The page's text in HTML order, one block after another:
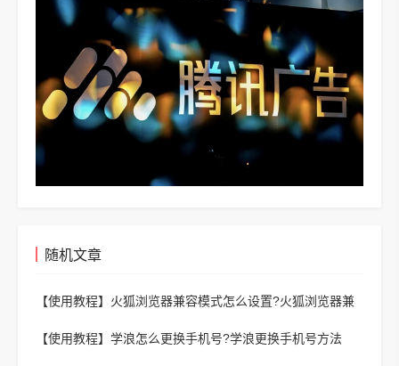
随机文章
【使用教程】 火狐浏览器兼容模式怎么设置?火狐浏览器兼
【使用教程】 学浪怎么更换手机号?学浪更换手机号方法